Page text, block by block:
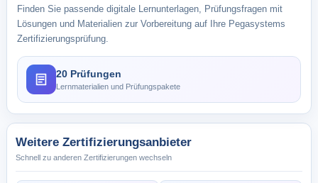
Finden Sie passende digitale Lernunterlagen, Prüfungsfragen mit
Lösungen und Materialien zur Vorbereitung auf Ihre Pegasystems
Zertifizierungsprüfung.
20 Prüfungen
Lernmaterialien und Prüfungspakete
Weitere Zertifizierungsanbieter
Schnell zu anderen Zertifizierungen wechseln